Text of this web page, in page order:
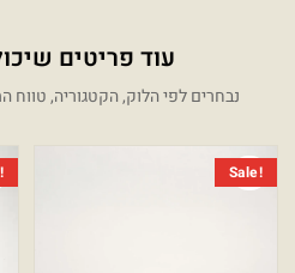
עוד פריטים
נבחרים לפי הלוק, הקטגוריה,
Sale!
המחיר
המחיר